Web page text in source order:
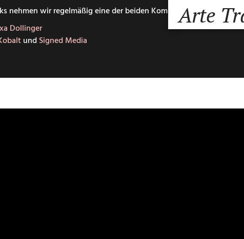
Arte
nehmen wir regelmäßig eine der beiden
Dollinger
undSigned Media